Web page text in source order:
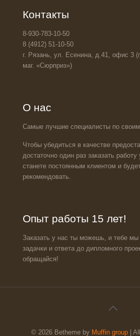
Контакты
8-930-783-10-50
8 (4912) 51-10-50
г. Рязань, ул. Есенина, д.41, офис 3
маг. «Сюрприз»)
О нас
Самые лучшие специалисты по
Чтобы убедиться в качестве
достаточно один раз заказать
станете постоянным клиентом и
рекомендовать.
Опыт работы 15 лет!
Заказать у нас ты можешь, и тебе
задачки и ответа до дипломного
обращайся!
© 2026 Betheme by Muffin group |